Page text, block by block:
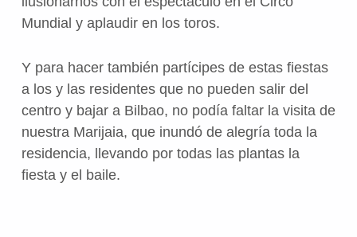
Mundial y aplaudir en los toros.
Y para hacer también partícipes de estas fiestas
a los y las residentes que no pueden salir del
centro y bajar a Bilbao, no podía faltar la visita de
nuestra Marijaia, que inundó de alegría toda la
residencia, llevando por todas las plantas la
fiesta y el baile.